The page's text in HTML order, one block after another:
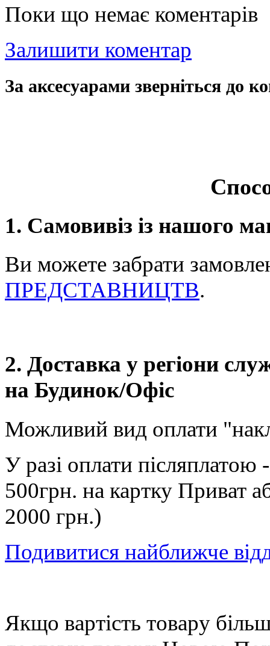
Поки що немає коментарів
Залишити коментар
За аксесуарами зверніться до
1. Самовивіз із нашого
Ви можете забрати
ПРЕДСТАВНИЦТВ.
2. Доставка у регіони
на Будинок/Офіс
Можливий вид оплати
У разі оплати післяплатою
500грн. на картку Приват
2000 грн.)
Подивитися найближче
Якщо вартість товару